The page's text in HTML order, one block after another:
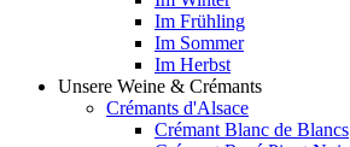
Im Frühling
Im Sommer
Im Herbst
Unsere Weine & Crémants
Crémants d'Alsace
Crémant Blanc de Blancs